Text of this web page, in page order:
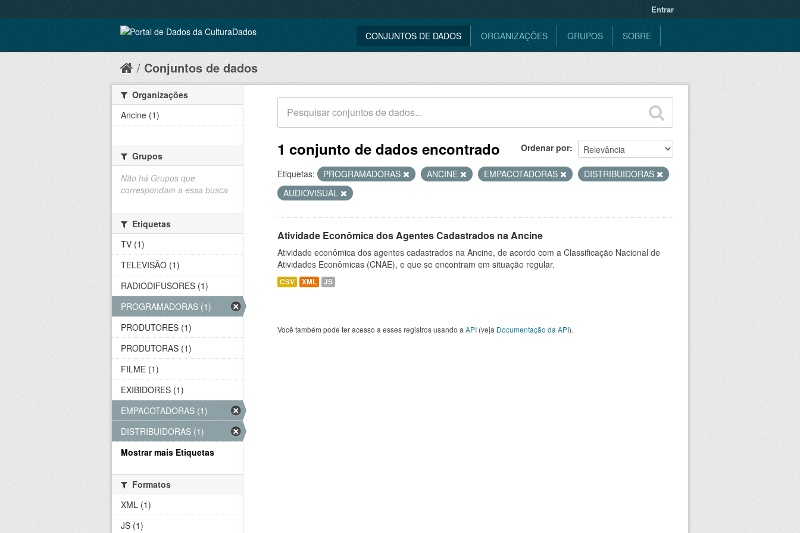
Entrar
CONJUNTOS DE DADOS ORGANIZAÇÕES GRUPOS SOBRE
Conjuntos de dados
Ordenar por
1 conjunto de dados encontrado
Etiquetas: PROGRAMADORAS ANCINE EMPACOTADORAS
DISTRIBUIDORAS
AUDIOVISUAL
Atividade Econômica dos Agentes Cadastrados na Ancine
Atividade econômica dos agentes cadastrados na Ancine, de acordo com a Classificação Nacional de
Atividades Econômicas (CNAE), e que se encontram em situação regular.
CSV XML JS
Você também pode ter acesso a esses registros usando a API (veja Documentação da API).
Organizações
Ancine (1)
Grupos
Não há Grupos que
correspondam a essa busca
Etiquetas
TV (1)
TELEVISÃO (1)
RADIODIFUSORES (1)
PROGRAMADORAS (1)
PRODUTORES (1)
PRODUTORAS (1)
FILME (1)
EXIBIDORES (1)
EMPACOTADORAS (1)
DISTRIBUIDORAS (1)
Mostrar mais Etiquetas
Formatos
XML (1)
JS (1)